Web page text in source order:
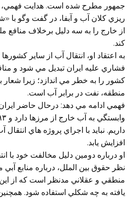
جمهور مطرح شده است. هدايت فهمي،
ريزي کلان آب و آبفا، در گفت وگو با
از خارج را به سه دليل برخلاف منافع
کند.
به اعتقاد او، انتقال آب از ساير کشورها
فشاري عليه ايران تبديل مي شود و
کشور را به خطر مي اندازد؛ زيرا
منطقه، نفت در برابر آب است.
فهمي ادامه مي دهد: درحال حاضر
داريم. نبايد با اجراي پروژه هاي
افزايش يابد.
او درباره دومين دليل مخالفت خود با
نظر حقوق بين الملل، درباره منابع
منطقي و عقلاني مدنظر است که از
يافته به چه شکلي استفاده شود.